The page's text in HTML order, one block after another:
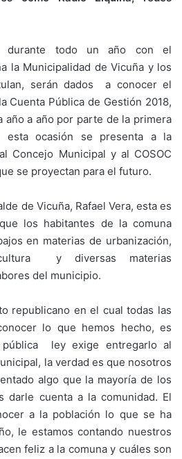
durante todo un año con el
la Municipalidad de Vicuña y los
serán dados a conocer el
Cuenta Pública de Gestión 2018,
año a año por parte de la primera
esta ocasión se presenta a la
Concejo Municipal y al COSOC
se proyectan para el futuro.
de Vicuña, Rafael Vera, esta es
los habitantes de la comuna
en materias de urbanización,
y diversas materias
del municipio.
republicano en el cual todas las
lo que hemos hecho, es
ley exige entregarlo al
la verdad es que nosotros
algo que la mayoría de los
darle cuenta a la comunidad. El
a la población lo que se ha
le estamos contando nuestros
feliz a la comuna y cuáles son